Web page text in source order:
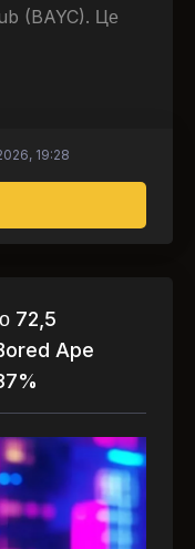
(BAYC). Це
Plush Pepe на
19:28
72,5
Ape